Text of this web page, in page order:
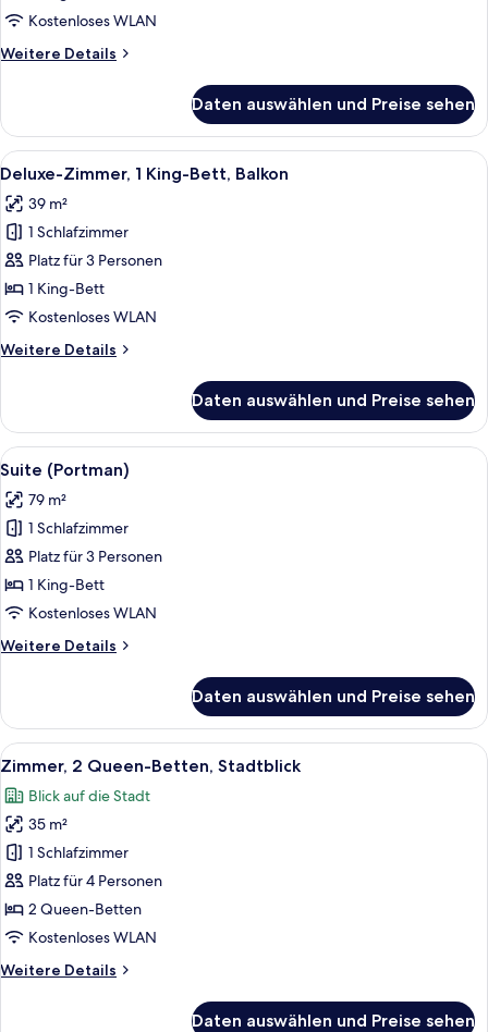
Stadtblick
Kostenloses WLAN
Weitere Details
Weitere
1 King-
Bett,
Balkon,
Daten auswählen und Preise sehen
Alle
Fotos
für
Deluxe-
Zimmer,
1 King-
Bett,
anzeigen
Ein Hotelzimmer mit einem großen
9
Deluxe-Zimmer, 1 King-Bett, Balkon
39 m²
1 Schlafzimmer
Platz für 3 Personen
1 King-Bett
Kostenloses WLAN
Weitere Details
Weitere
Zimmer,
1 King-
Bett,
Daten auswählen und Preise sehen
Alle
Fotos
für
Suite
(Portman)
anzeigen
Ein Hotelzimmer mit einem großen
10
Suite (Portman)
79 m²
1 Schlafzimmer
Platz für 3 Personen
1 King-Bett
Kostenloses WLAN
Weitere Details
Weitere
(Portman)
Daten auswählen und Preise sehen
Alle
Fotos
für
Zimmer,
2 Queen-
Betten,
Stadtblick
anzeigen
Ein Hochhaus mit moderner
9
Zimmer, 2 Queen-Betten, Stadtblick
Blick auf die Stadt
35 m²
1 Schlafzimmer
Platz für 4 Personen
2 Queen-Betten
Kostenloses WLAN
Weitere Details
Weitere
Daten auswählen und Preise sehen